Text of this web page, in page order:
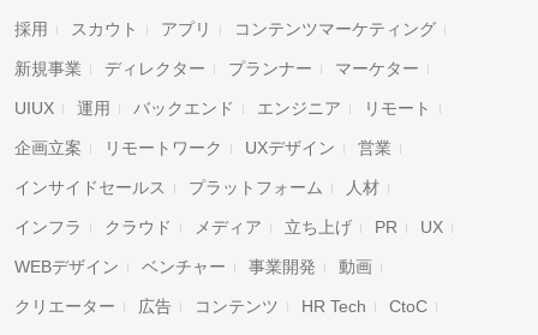
採用 スカウト アプリ コンテンツマーケティング
新規事業 ディレクター プランナー マーケター
UIUX 運用 バックエンド エンジニア リモート
企画立案 リモートワーク UXデザイン 営業
インサイドセールス プラットフォーム 人材
インフラ クラウド メディア 立ち上げ PR UX
WEBデザイン ベンチャー 事業開発 動画
クリエーター 広告 コンテンツ HR Tech CtoC